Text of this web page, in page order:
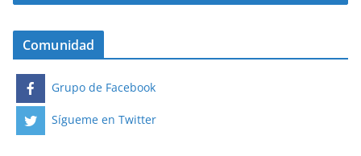
Comunidad
Grupo de Facebook
Sígueme en Twitter